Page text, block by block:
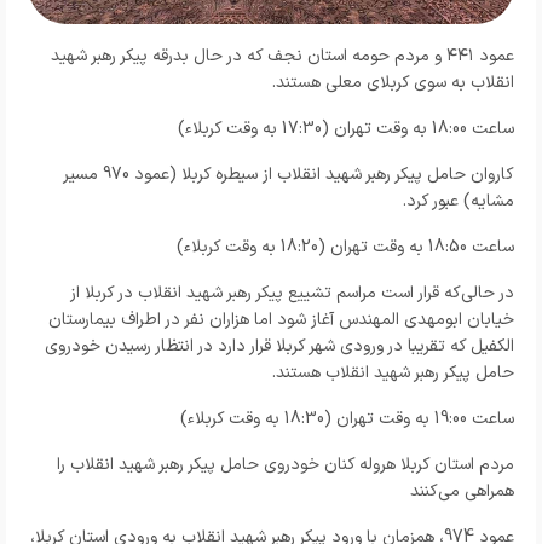
عمود ۴۴۱ و مردم حومه استان نجف که در حال بدرقه پیکر رهبر شهید
انقلاب به سوی کربلای معلی هستند.
ساعت 18:00 به وقت تهران (17:30 به وقت کربلاء)
کاروان حامل پیکر رهبر شهید انقلاب از سیطره کربلا (عمود 970 مسیر
مشایه) عبور کرد.
ساعت 18:50 به وقت تهران (18:20 به وقت کربلاء)
در حالی‌که قرار است مراسم تشییع پیکر رهبر شهید انقلاب در کربلا از
خیابان ابومهدی المهندس آغاز شود اما هزاران نفر در اطراف بیمارستان
الکفیل که تقریبا در ورودی شهر کربلا قرار دارد در انتظار رسیدن خودروی
حامل پیکر رهبر شهید انقلاب هستند.
ساعت 19:00 به وقت تهران (18:30 به وقت کربلاء)
مردم استان کربلا هروله کنان خودروی حامل پیکر رهبر شهید انقلاب را
همراهی می‌کنند
عمود 974، همزمان با ورود پیکر رهبر شهید انقلاب به ورودی استان کربلا،